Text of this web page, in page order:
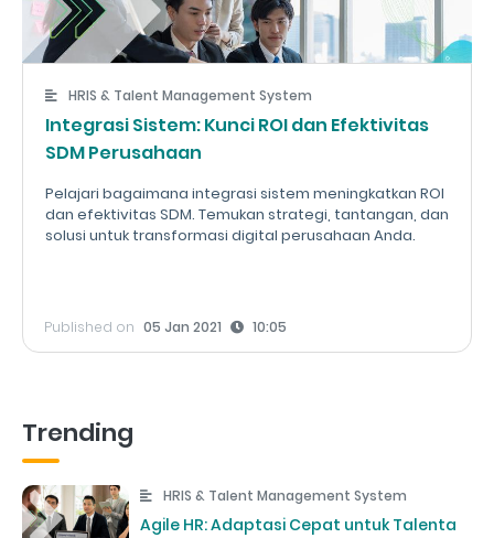
HRIS & Talent Management System
Integrasi Sistem: Kunci ROI dan Efektivitas
SDM Perusahaan
Pelajari bagaimana integrasi sistem meningkatkan ROI
dan efektivitas SDM. Temukan strategi, tantangan, dan
solusi untuk transformasi digital perusahaan Anda.
Published on 05 Jan 2021 10:05
Trending
HRIS & Talent Management System
Agile HR: Adaptasi Cepat untuk Talenta